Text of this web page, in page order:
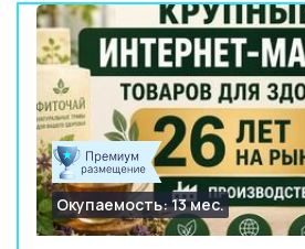
Окупаемость: 13 мес.